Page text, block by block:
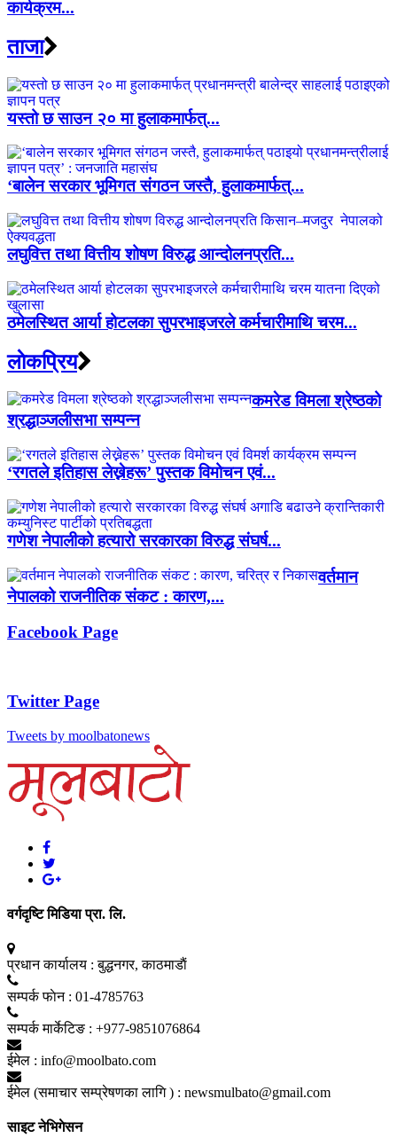
कार्यक्रम...
ताजा
यस्तो छ साउन २० मा हुलाकमार्फत्...
‘बालेन सरकार भूमिगत संगठन जस्तै, हुलाकमार्फत्...
लघुवित्त तथा वित्तीय शोषण विरुद्ध आन्दोलनप्रति...
ठमेलस्थित आर्या होटलका सुपरभाइजरले कर्मचारीमाथि चरम...
लाेकप्रिय
कमरेड विमला श्रेष्ठको
श्रद्धाञ्जलीसभा सम्पन्न
‘रगतले इतिहास लेख्नेहरू’ पुस्तक विमोचन एवं...
गणेश नेपालीको हत्यारो सरकारका विरुद्ध संघर्ष...
वर्तमान
नेपालको राजनीतिक संकट : कारण,...
Facebook Page
Twitter Page
Tweets by moolbatonews
वर्गदृष्टि मिडिया प्रा. लि.
प्रधान कार्यालय : बुद्धनगर, काठमाडाैं
सम्पर्क फाेन : 01-4785763
सम्पर्क मार्केटिङ : +977-9851076864
ईमेल : info@moolbato.com
ईमेल (समाचार सम्प्रेषणका लागि ) : newsmulbato@gmail.com
साइट नेभिगेसन